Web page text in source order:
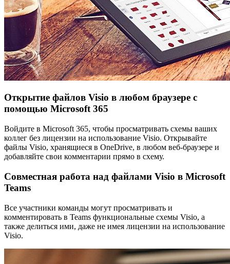
Открытие файлов Visio в любом браузере с
помощью Microsoft 365
Войдите в Microsoft 365, чтобы просматривать схемы ваших
коллег без лицензии на использование Visio. Открывайте
файлы Visio, хранящиеся в OneDrive, в любом веб-браузере и
добавляйте свои комментарии прямо в схему.
Совместная работа над файлами Visio в Microsoft
Teams
Все участники команды могут просматривать и
комментировать в Teams функциональные схемы Visio, а
также делиться ими, даже не имея лицензии на использование
Visio.